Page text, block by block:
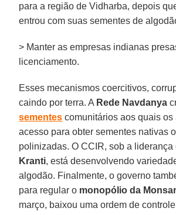
para a região de Vidharba, depois
entrou com suas sementes de
> Manter as empresas indianas
licenciamento.
Esses mecanismos coercitivos,
caindo por terra. A Rede Navdanya
sementes comunitários aos quais os
acesso para obter sementes nativas
polinizadas. O CCIR, sob a liderança
Kranti, está desenvolvendo
algodão. Finalmente, o governo
para regular o monopólio da
março, baixou uma ordem de